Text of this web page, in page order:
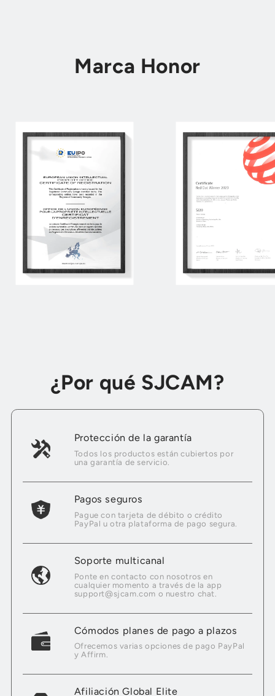
Marca Honor
¿Por qué SJCAM?
Protección de la garantía
Todos los productos están cubiertos por
una garantía de servicio.
Pagos seguros
Pague con tarjeta de débito o crédito
PayPal u otra plataforma de pago segura.
Soporte multicanal
Ponte en contacto con nosotros en
cualquier momento a través de la app
support@sjcam.com o nuestro chat.
Cómodos planes de pago a plazos
Ofrecemos varias opciones de pago PayPal
y Affirm.
Afiliación Global Elite